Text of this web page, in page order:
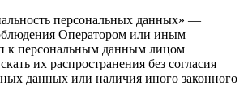
персональных данных» —
Оператором или иным
к персональным данным лицом
их распространения без согласия
данных или наличия иного законного